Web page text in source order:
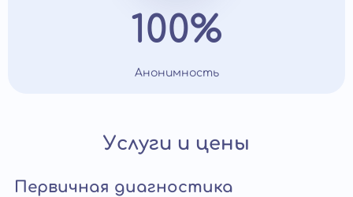
100%
Анонимность
Услуги и цены
Первичная диагностика